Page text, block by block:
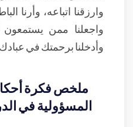
وارزقنا اتباعه، وأرنا
واجعلنا ممن يستمعون
وأدخلنا برحمتك في
ملخص فكرة
المسؤولية في